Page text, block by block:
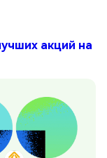
акций на